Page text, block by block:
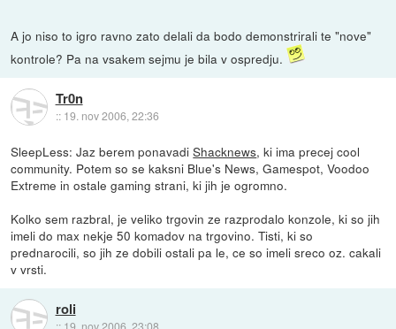
A jo niso to igro ravno zato delali da bodo demonstrirali te "nove"
kontrole? Pa na vsakem sejmu je bila v ospredju.
Tr0n
:: 19. nov 2006, 22:36
SleepLess: Jaz berem ponavadiShacknews, ki ima precej cool
community. Potem so se kaksni Blue's News, Gamespot, Voodoo
Extreme in ostale gaming strani, ki jih je ogromno.
Kolko sem razbral, je veliko trgovin ze razprodalo konzole, ki so jih
imeli do max nekje 50 komadov na trgovino. Tisti, ki so
prednarocili, so jih ze dobili ostali pa le, ce so imeli sreco oz. cakali
v vrsti.
roli